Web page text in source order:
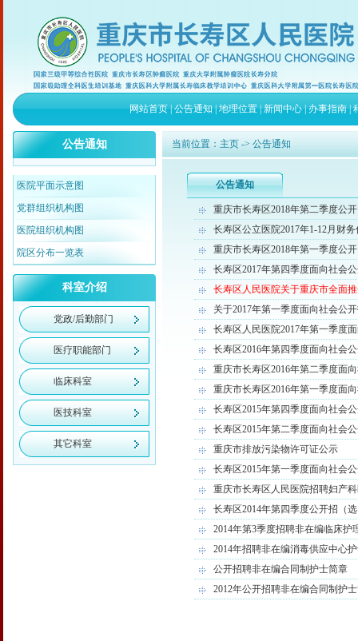
网站首页|公告通知|地理位置|新闻中心|办事指南|
公告通知
医院平面示意图
党群组织机构图
医院组织机构图
院区分布一览表
科室介绍
党政/后勤部门
医疗职能部门
临床科室
医技科室
其它科室
当前位置： 主页 -> 公告通知
公告通知
重庆市长寿区2018年第二季度公
长寿区公立医院2017年1-12月财
重庆市长寿区2018年第一季度公
长寿区2017年第四季度面向社会
长寿区人民医院关于重庆市全面
关于2017年第一季度面向社会公
长寿区人民医院2017年第一季度
长寿区2016年第四季度面向社会
重庆市长寿区2016年第二季度面
重庆市长寿区2016年第一季度面
长寿区2015年第四季度面向社会
长寿区2015年第二季度面向社会
重庆市排放污染物许可证公示
长寿区2015年第一季度面向社会
重庆市长寿区人民医院招聘妇产
长寿区2014年第四季度公开招（
2014年第3季度招聘非在编临床护
2014年招聘非在编消毒供应中心
公开招聘非在编合同制护士简章
2012年公开招聘非在编合同制护